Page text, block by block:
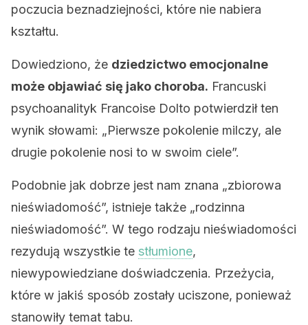
poczucia beznadziejności, które nie nabiera
kształtu.
Dowiedziono, że dziedzictwo emocjonalne
może objawiać się jako choroba. Francuski
psychoanalityk Francoise Dolto potwierdził ten
wynik słowami: „Pierwsze pokolenie milczy, ale
drugie pokolenie nosi to w swoim ciele”.
Podobnie jak dobrze jest nam znana „zbiorowa
nieświadomość”, istnieje także „rodzinna
nieświadomość”. W tego rodzaju nieświadomości
rezydują wszystkie te stłumione,
niewypowiedziane doświadczenia. Przeżycia,
które w jakiś sposób zostały uciszone, ponieważ
stanowiły temat tabu.